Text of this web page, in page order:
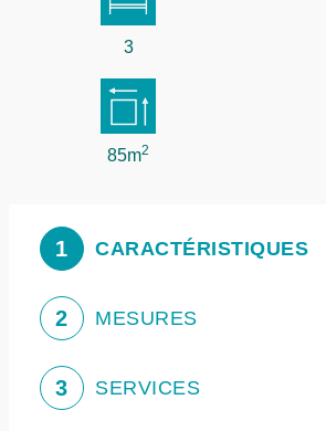
3
85m2
1 CARACTÉRISTIQUES
2 MESURES
3 SERVICES